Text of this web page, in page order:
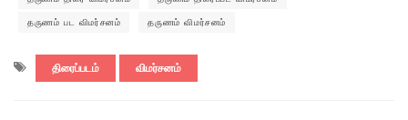
தருணம் பட விமர்சனம் தருணம் விமர்சனம்
திரைப்படம் விமர்சனம்